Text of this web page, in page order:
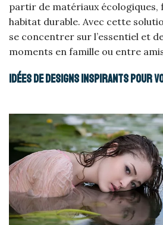
partir de matériaux écologiques,
habitat durable. Avec cette
se concentrer sur l’essentiel et
moments en famille ou entre
Idées de designs inspirants pour